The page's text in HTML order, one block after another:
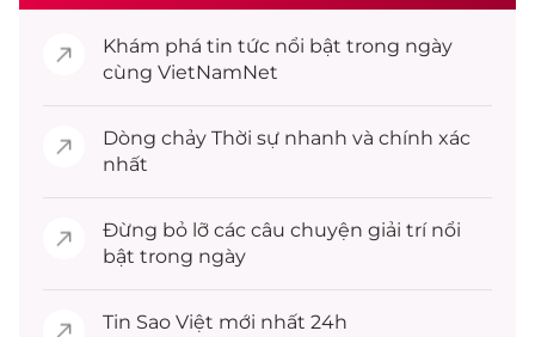
Khám phá tin tức nổi bật trong ngày
cùng VietNamNet
Dòng chảy Thời sự nhanh và chính xác
nhất
Đừng bỏ lỡ các câu chuyện giải trínổi
bật trong ngày
Tin Sao Việt mới nhất 24h